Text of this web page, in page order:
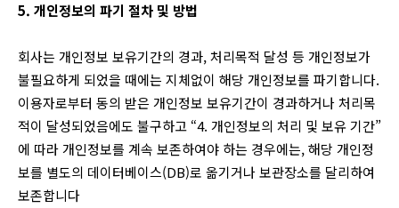
5. 개인정보의 파기 절차 및 방법
회사는 개인정보 보유기간의 경과, 처리목적 달성 등 개인정보가
불필요하게 되었을 때에는 지체없이 해당 개인정보를 파기합니다.
이용자로부터 동의 받은 개인정보 보유기간이 경과하거나 처리목
적이 달성되었음에도 불구하고 “4. 개인정보의 처리 및 보유 기간”
에 따라 개인정보를 계속 보존하여야 하는 경우에는, 해당 개인정
보를 별도의 데이터베이스(DB)로 옮기거나 보관장소를 달리하여
보존합니다